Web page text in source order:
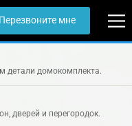
Перезвоните мне
детали домокомплекта.
дверей и перегородок.